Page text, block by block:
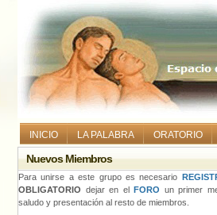
INICIO LA PALABRA ORATORIO
Nuevos Miembros
Para unirse a este grupo es necesario
OBLIGATORIO dejar en el FORO un primer
saludo y presentación al resto de miembros.